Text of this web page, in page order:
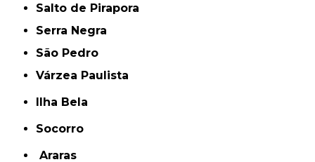
Salto de Pirapora
Serra Negra
São Pedro
Várzea Paulista
Ilha Bela
Socorro
Araras